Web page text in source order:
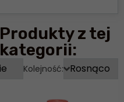
Produkty z tej
kategorii:
Kolejność: